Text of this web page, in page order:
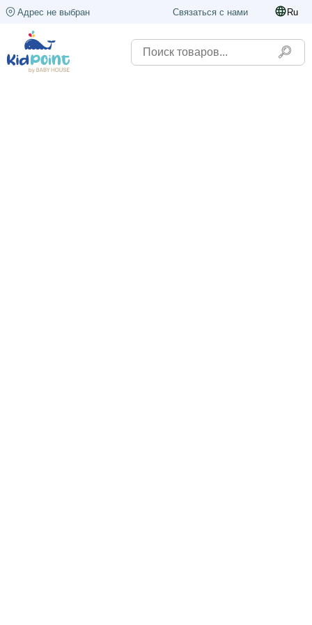
Адрес не выбран Связаться с нами Ru